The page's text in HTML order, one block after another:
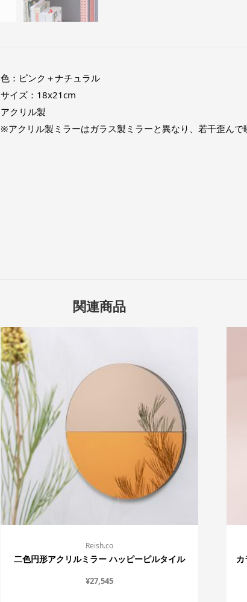
色：ピンク＋ナチュラル
サイズ：18x21cm
アクリル製
※アクリル製ミラーはガラス製ミラーと異なり、若干歪んで
関連商品
Reish.co
二色円形アクリルミラー ハッピーピルタイル
¥27,545